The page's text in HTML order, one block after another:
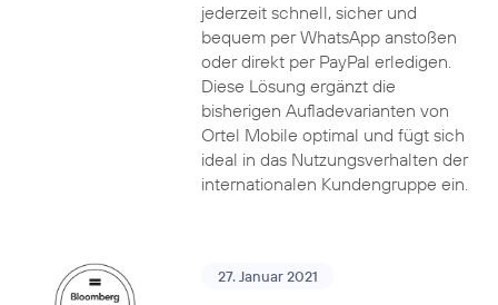
jederzeit schnell, sicher und
bequem per WhatsApp anstoßen
oder direkt per PayPal erledigen.
Diese Lösung ergänzt die
bisherigen Aufladevarianten von
Ortel Mobile optimal und fügt sich
ideal in das Nutzungsverhalten der
internationalen Kundengruppe ein.
27. Januar 2021